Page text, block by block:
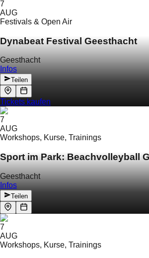
7
AUG
Festivals & Open Air
Dynabeat Festival Geesthacht
Geesthacht
Infos
Teilen
Tickets kaufen
7
AUG
Workshops, Kurse, Trainings
Sport im Park: Beachvolleyball
Geesthacht
Infos
Teilen
7
AUG
Workshops, Kurse, Trainings